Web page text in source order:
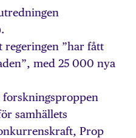
regeringen ”har fått
med 25 000 nya
samhällets
Prop